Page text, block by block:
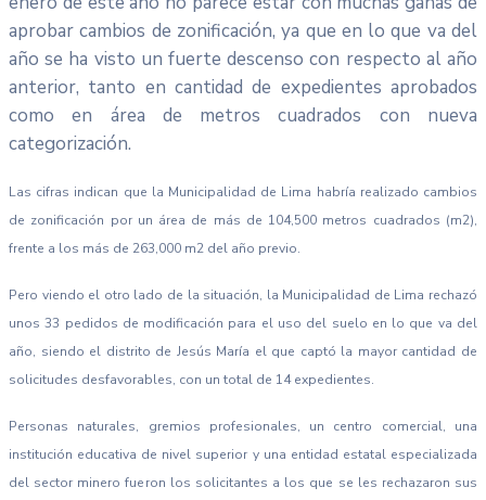
aprobar cambios de zonificación, ya que en lo que va del
año se ha visto un fuerte descenso con respecto al año
anterior, tanto en cantidad de expedientes aprobados
como en área de metros cuadrados con nueva
categorización.
Las cifras indican que la Municipalidad de Lima habría realizado cambios
de zonificación por un área de más de 104,500 metros cuadrados (m2),
frente a los más de 263,000 m2 del año previo.
Pero viendo el otro lado de la situación, la Municipalidad de Lima rechazó
unos 33 pedidos de modificación para el uso del suelo en lo que va del
año, siendo el distrito de Jesús María el que captó la mayor cantidad de
solicitudes desfavorables, con un total de 14 expedientes.
Personas naturales, gremios profesionales, un centro comercial, una
institución educativa de nivel superior y una entidad estatal especializada
del sector minero fueron los solicitantes a los que se les rechazaron sus